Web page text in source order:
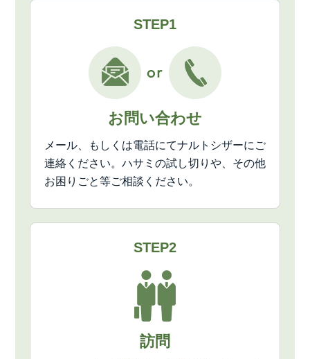
STEP1
お問い合わせ
メール、もしくは電話にてナルトシザーにご
連絡ください。ハサミの試し切りや、その他
お困りごと等ご相談ください。
STEP2
訪問